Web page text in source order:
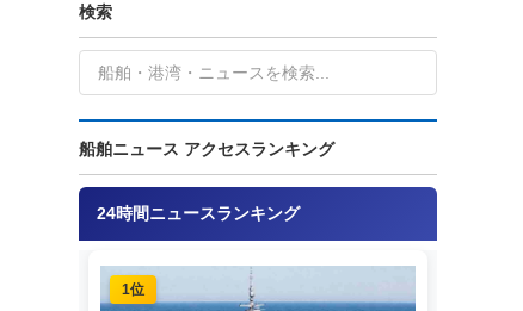
検索
船舶ニュース アクセスランキング
24時間ニュースランキング
1位